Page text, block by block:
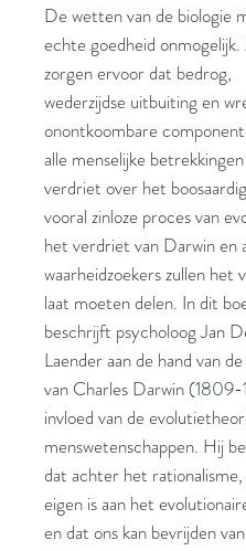
De wetten van de biologie
echte goedheid onmogelijk.
zorgen ervoor dat bedrog,
wederzijdse uitbuiting en
onontkoombare
alle menselijke
verdriet over het
vooral zinloze proces van
het verdriet van Darwin en
waarheidzoekers zullen het
laat moeten delen. In dit
beschrijft psycholoog Jan
Laender aan de hand van
van Charles Darwin
invloed van de
menswetenschappen. Hij
dat achter het
eigen is aan het
en dat ons kan bevrijden